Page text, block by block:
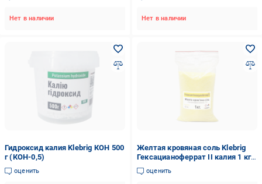
Нет в наличии Нет в наличии
Гидроксид калия Klebrig КОН 500
г (КОН-0,5)
оценить
Желтая кровяная соль Klebrig
Гексацианоферрат II калия 1 кг
(Ж.КРСЛ-1)
оценить